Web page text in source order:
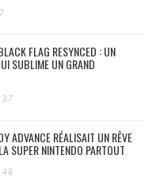
FLAG RESYNCED : UN
SUBLIME UN GRAND
ADVANCE RÉALISAIT UN RÊVE
SUPER NINTENDO PARTOUT